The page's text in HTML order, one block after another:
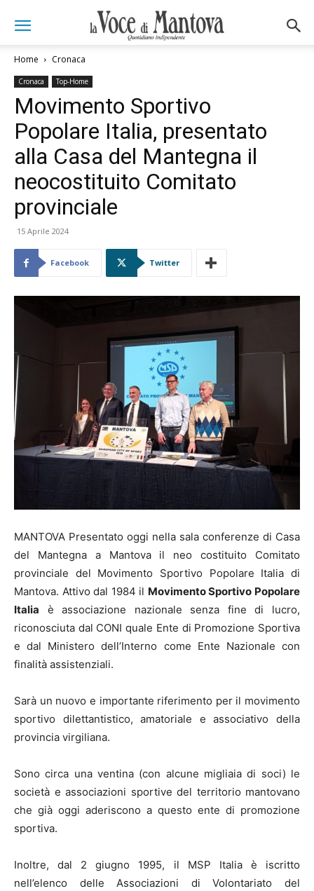
Home Cronaca
Cronaca Top-Home
Movimento Sportivo
Popolare Italia, presentato
alla Casa del Mantegna il
neocostituito Comitato
provinciale
15 Aprile 2024
Facebook Twitter
MANTOVA Presentato oggi nella sala conferenze di Casa
del Mantegna a Mantova il neo costituito Comitato
provinciale del Movimento Sportivo Popolare Italia di
Mantova. Attivo dal 1984 il Movimento Sportivo Popolare
Italia è associazione nazionale senza fine di lucro,
riconosciuta dal CONI quale Ente di Promozione Sportiva
e dal Ministero dell’Interno come Ente Nazionale con
finalità assistenziali.
Sarà un nuovo e importante riferimento per il movimento
sportivo dilettantistico, amatoriale e associativo della
provincia virgiliana.
Sono circa una ventina (con alcune migliaia di soci) le
società e associazioni sportive del territorio mantovano
che già oggi aderiscono a questo ente di promozione
sportiva.
Inoltre, dal 2 giugno 1995, il MSP Italia è iscritto
nell’elenco delle Associazioni di Volontariato del